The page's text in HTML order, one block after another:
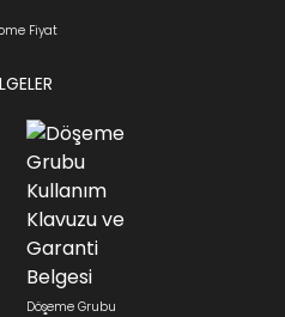
Fiyat
Döşeme Grubu